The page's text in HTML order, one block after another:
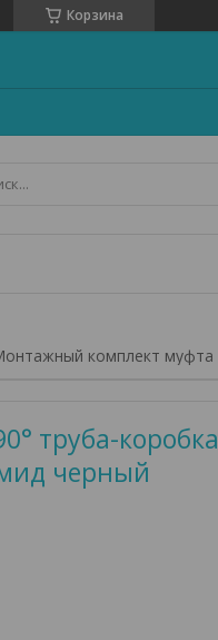
Корзина
труба-коробка
черный